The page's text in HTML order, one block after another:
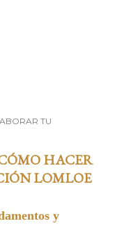
TU
HACER
LOMLOE
y